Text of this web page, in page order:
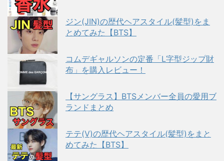
ジン(JIN)の歴代ヘアスタイル(髪型)をま
とめてみた【BTS】
コムデギャルソンの定番「L字型ジップ財
布」を購入レビュー！
【サングラス】BTSメンバー全員の愛用ブ
ランドまとめ
テテ(V)の歴代ヘアスタイル(髪型)をまと
めてみた【BTS】